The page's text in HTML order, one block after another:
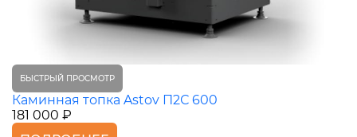
БЫСТРЫЙ ПРОСМОТР
Каминная топка Astov П2С 600
181 000 ₽